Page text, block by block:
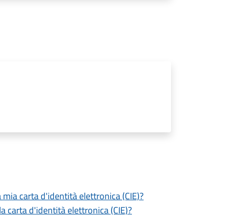
carta d'identità elettronica (CIE)?
carta d'identità elettronica (CIE)?